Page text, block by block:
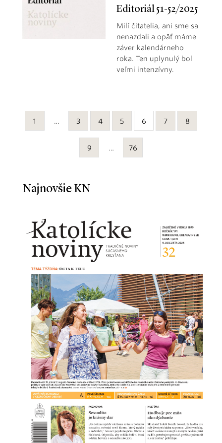
Editoriál 51-52/2025
Milí čitatelia, ani sme sa
nenazdali a opäť máme
záver kalendárneho
roka. Ten uplynulý bol
veľmi intenzívny.
1 … 3 4 5 6 7 8
9 … 76
Najnovšie KN